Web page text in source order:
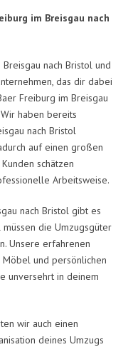
im Breisgau nach
nach Bristol und
das dir dabei
Freiburg im Breisgau
haben bereits
nach Bristol
auf einen großen
schätzen
Arbeitsweise.
nach Bristol gibt es
die Umzugsgüter
Unsere erfahrenen
und persönlichen
unversehrt in deinem
wir auch einen
deines Umzugs